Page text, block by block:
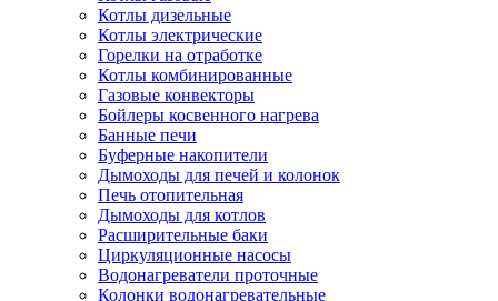
Котлы дизельные
Котлы электрические
Горелки на отработке
Котлы комбинированные
Газовые конвекторы
Бойлеры косвенного нагрева
Банные печи
Буферные накопители
Дымоходы для печей и колонок
Печь отопительная
Дымоходы для котлов
Расширительные баки
Циркуляционные насосы
Водонагреватели проточные
Колонки водонагревательные